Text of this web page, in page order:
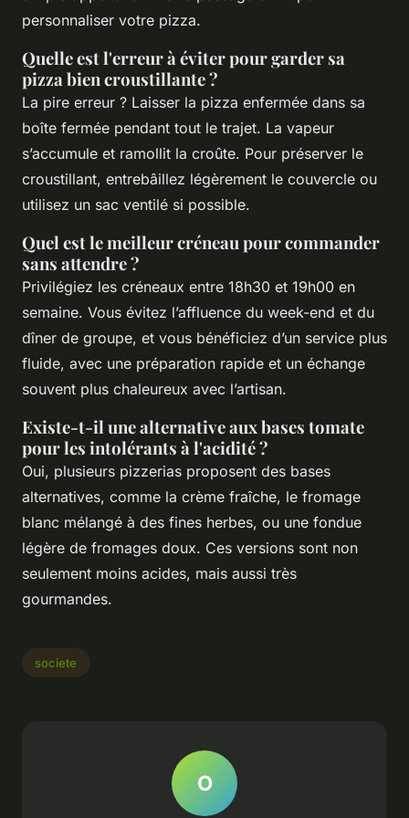
personnaliser votre pizza.
Quelle est l'erreur à éviter pour garder sa
pizza bien croustillante ?
La pire erreur ? Laisser la pizza enfermée dans sa
boîte fermée pendant tout le trajet. La vapeur
s’accumule et ramollit la croûte. Pour préserver le
croustillant, entrebâillez légèrement le couvercle ou
utilisez un sac ventilé si possible.
Quel est le meilleur créneau pour commander
sans attendre ?
Privilégiez les créneaux entre 18h30 et 19h00 en
semaine. Vous évitez l’affluence du week-end et du
dîner de groupe, et vous bénéficiez d’un service plus
fluide, avec une préparation rapide et un échange
souvent plus chaleureux avec l’artisan.
Existe-t-il une alternative aux bases tomate
pour les intolérants à l'acidité ?
Oui, plusieurs pizzerias proposent des bases
alternatives, comme la crème fraîche, le fromage
blanc mélangé à des fines herbes, ou une fondue
légère de fromages doux. Ces versions sont non
seulement moins acides, mais aussi très
gourmandes.
societe
O